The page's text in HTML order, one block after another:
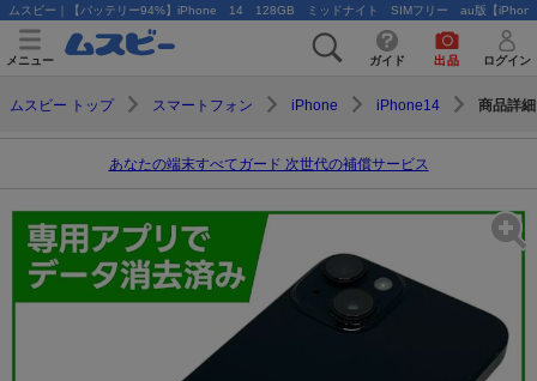
ムスビー｜【バッテリー94%】iPhone 14 128GB ミッドナイト SIMフリー au版【
メニュー ガイド 出品 ログイン
ムスビー トップ スマートフォン iPhone iPhone14 商品詳細
あなたの端末すべてガード 次世代の補償サービス